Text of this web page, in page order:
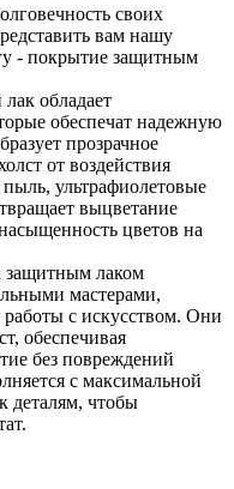
своих
вам нашу
- покрытие защитным
обладает
обеспечат надежную
прозрачное
от воздействия
ультрафиолетовые
выцветание
цветов на
защитным лаком
мастерами,
с искусством. Они
обеспечивая
без повреждений
с максимальной
деталям, чтобы